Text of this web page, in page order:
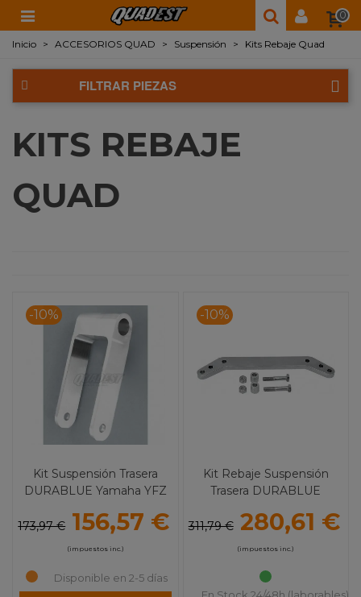
0
Inicio > ACCESORIOS QUAD > Suspensión > Kits Rebaje Quad
FILTRAR PIEZAS
KITS REBAJE
QUAD
-10%
Kit Suspensión Trasera
DURABLUE Yamaha YFZ
173,97 € 156,57 €
(impuestos inc.)
Disponible en 2-5 días
-10%
Kit Rebaje Suspensión
Trasera DURABLUE
311,79 € 280,61 €
(impuestos inc.)